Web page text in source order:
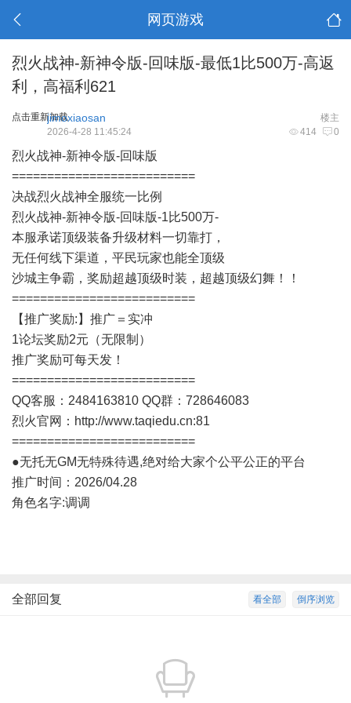
网页游戏
烈火战神-新神令版-回味版-最低1比500万-高返
利，高福利621
点击重新加载 楼主
jimoxiaosan
414 0
2026-4-28 11:45:24
烈火战神-新神令版-回味版
==========================
决战烈火战神全服统一比例
烈火战神-新神令版-回味版-1比500万-
本服承诺顶级装备升级材料一切靠打，
无任何线下渠道，平民玩家也能全顶级
沙城主争霸，奖励超越顶级时装，超越顶级幻舞！！
==========================
【推广奖励:】推广＝实冲
1论坛奖励2元（无限制）
推广奖励可每天发！
==========================
QQ客服：2484163810 QQ群：728646083
烈火官网： http://www.taqiedu.cn:81
==========================
●无托无GM无特殊待遇,绝对给大家个公平公正的平台
推广时间：2026/04.28
角色名字:调调
倒序浏览
看全部
全部回复